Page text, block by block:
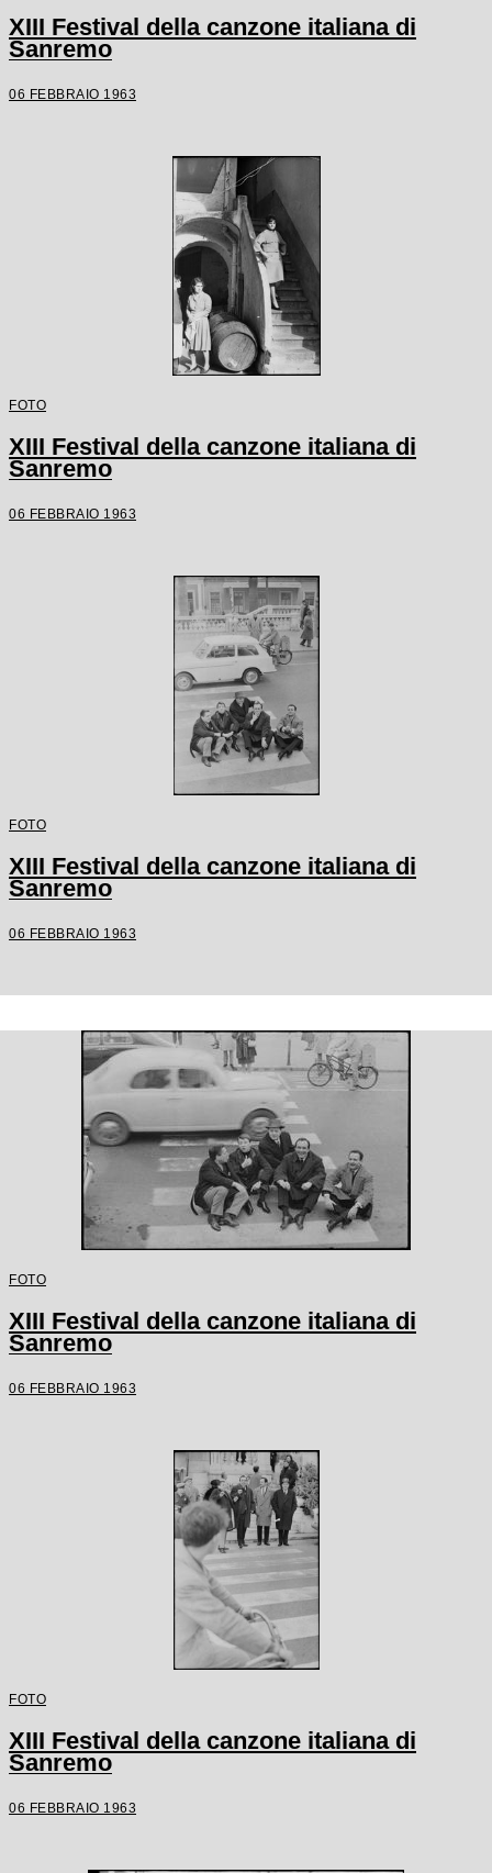
XIII Festival della canzone italiana di
Sanremo
06 FEBBRAIO 1963
FOTO
XIII Festival della canzone italiana di
Sanremo
06 FEBBRAIO 1963
FOTO
XIII Festival della canzone italiana di
Sanremo
06 FEBBRAIO 1963
FOTO
XIII Festival della canzone italiana di
Sanremo
06 FEBBRAIO 1963
FOTO
XIII Festival della canzone italiana di
Sanremo
06 FEBBRAIO 1963